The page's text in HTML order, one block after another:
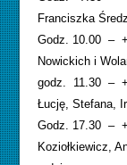
Franciszka
Godz. 10.00 –
Nowickich i
godz. 11.30 – +
Łucję, Stefana,
Godz. 17.30 –
Koziołkiewicz,